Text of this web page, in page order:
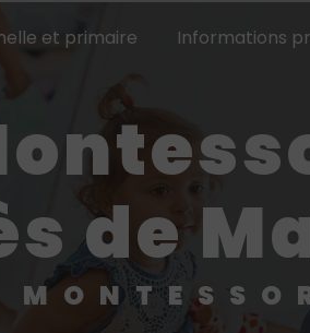
et primaire Informations
de